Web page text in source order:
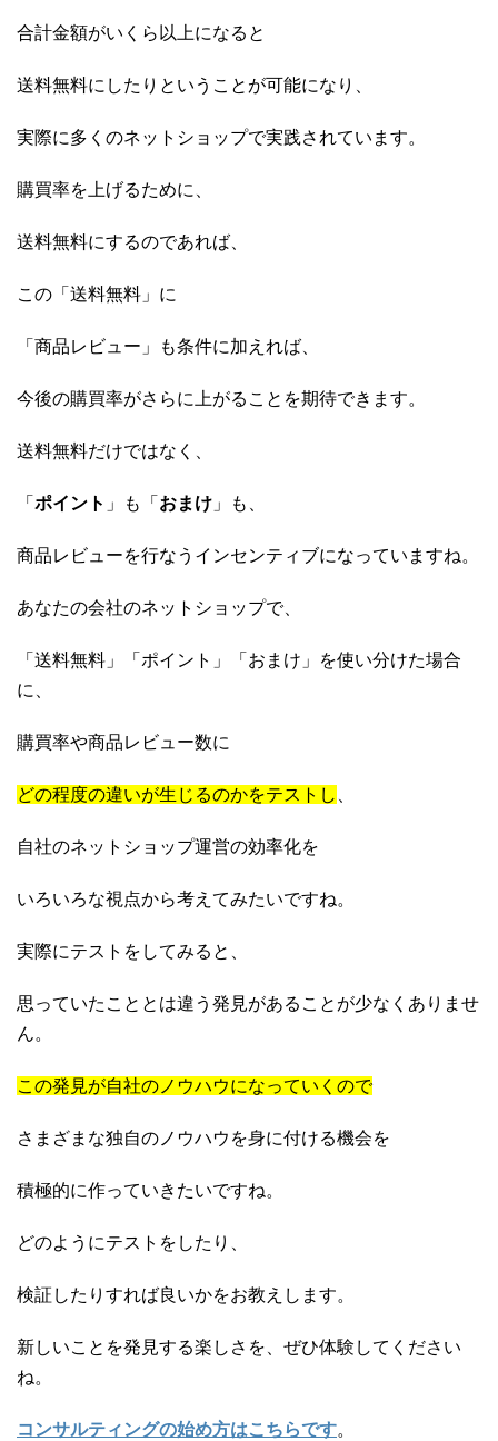
合計金額がいくら以上になると
送料無料にしたりということが可能になり、
実際に多くのネットショップで実践されています。
購買率を上げるために、
送料無料にするのであれば、
この「送料無料」に
「商品レビュー」も条件に加えれば、
今後の購買率がさらに上がることを期待できます。
送料無料だけではなく、
「 ポイント 」も「 おまけ 」も、
商品レビューを行なうインセンティブになっていますね。
あなたの会社のネットショップで、
「送料無料」「ポイント」「おまけ」を使い分けた場合
に、
購買率や商品レビュー数に
どの程度の違いが生じるのかをテストし
自社のネットショップ運営の効率化を
いろいろな視点から考えてみたいですね。
実際にテストをしてみると、
思っていたこととは違う発見があることが少なくありませ
ん。
この発見が自社のノウハウになっていくので
さまざまな独自のノウハウを身に付ける機会を
積極的に作っていきたいですね。
どのようにテストをしたり、
検証したりすれば良いかをお教えします。
新しいことを発見する楽しさを、ぜひ体験してください
ね。
コンサルティングの始め方はこちらです。